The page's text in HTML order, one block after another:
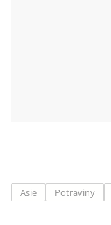
Asie Potraviny